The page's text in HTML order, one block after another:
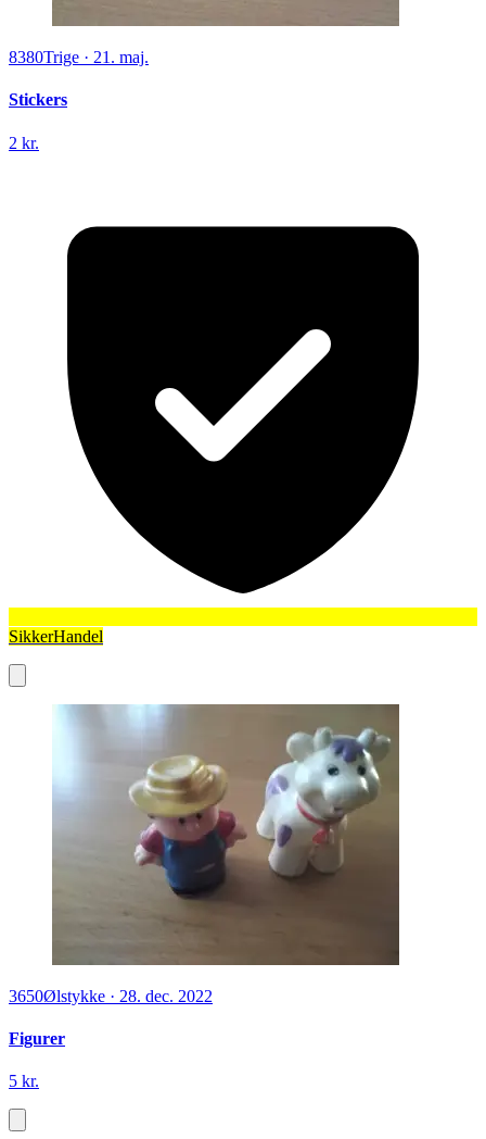
8380Trige · 21. maj.
Stickers
2 kr.
SikkerHandel
3650Ølstykke · 28. dec. 2022
Figurer
5 kr.